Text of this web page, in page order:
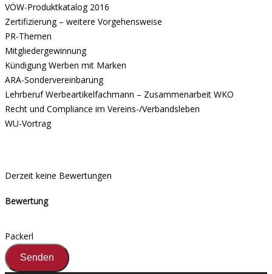
VÖW-Produktkatalog 2016
Zertifizierung – weitere Vorgehensweise
PR-Themen
Mitgliedergewinnung
Kündigung Werben mit Marken
ARA-Sondervereinbarung
Lehrberuf Werbeartikelfachmann – Zusammenarbeit WKO
Recht und Compliance im Vereins-/Verbandsleben
WU-Vortrag
Derzeit keine Bewertungen
Bewertung
Packerl